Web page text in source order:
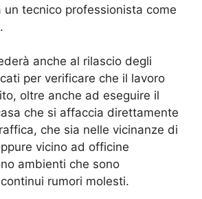
un tecnico professionista come
anche al rilascio degli
per verificare che il lavoro
oltre anche ad eseguire il
che si affaccia direttamente
che sia nelle vicinanze di
vicino ad officine
ambienti che sono
rumori molesti.